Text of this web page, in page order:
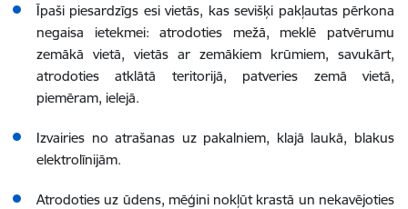
Īpaši piesardzīgs esi vietās, kas sevišķi pakļautas pērkona
negaisa ietekmei: atrodoties mežā, meklē patvērumu
zemākā vietā, vietās ar zemākiem krūmiem, savukārt,
atrodoties atklātā teritorijā, patveries zemā vietā,
piemēram, ielejā.
Izvairies no atrašanas uz pakalniem, klajā laukā, blakus
elektrolīnijām.
Atrodoties uz ūdens, mēģini nokļūt krastā un nekavējoties